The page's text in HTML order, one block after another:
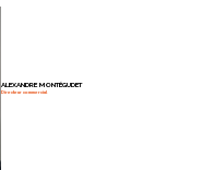
ALEXANDRE MONTÉGUDET
Directeur commercial